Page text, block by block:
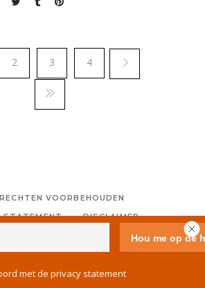
2 3 4
VOORBEHOUDEN
STATEMENT
DISCLAIMER
COOKIE POLICY (EU)
met de privacy statement